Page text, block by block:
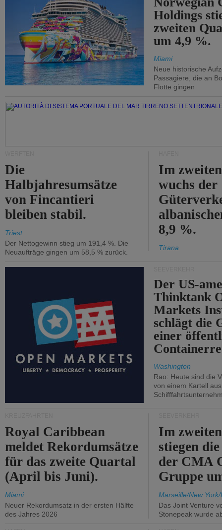
Holdings
zweiten
um 4,9 %.
Miami
Neue historische
Passagiere, die an
Flotte gingen
Die
Halbjahresumsätze
von Fincantieri
bleiben stabil.
Triest
Der Nettogewinn stieg um 191,4 %. Die
Neuaufträge gingen um 58,5 % zurück.
Im
wuchs der
8,9 %.
Tirana
Der US-
Thinktank
Markets
schlägt die
einer
Washington
Rao: Heute sind die
von einem Kartell
Royal Caribbean
meldet Rekordumsätze
für das zweite Quartal
(April bis Juni).
Miami
Neuer Rekordumsatz in der ersten Hälfte
des Jahres 2026
Im
stiegen
der CMA
Gruppe
Marseille/New
Das Joint Venture
Stonepeak wurde